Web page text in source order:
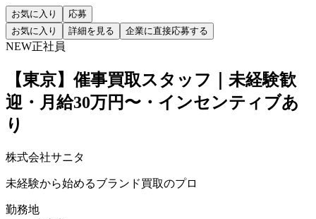
お気に入り
応募
お気に入り
詳細を見る 企業に直接応募する
NEW正社員
【東京】催事買取スタッフ｜未経験歓
迎・月給30万円〜・インセンティブあ
り
株式会社サニタ
未経験から始めるブランド買取のプロ
勤務地